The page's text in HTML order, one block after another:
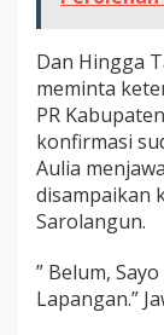
Dan Hingga
meminta
PR
konfirmasi
Aulia
disampaikan
Sarolangun.
” Belum,
Lapangan.”